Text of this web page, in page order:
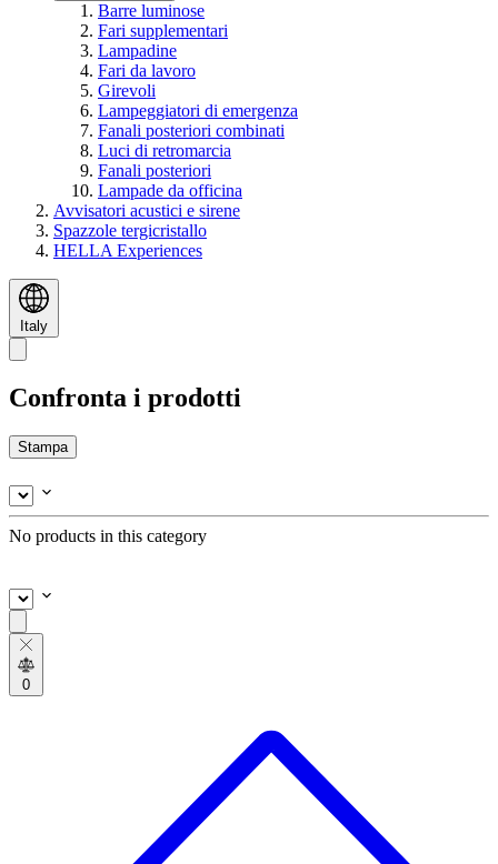
Barre luminose
Fari supplementari
Lampadine
Fari da lavoro
Girevoli
Lampeggiatori di emergenza
Fanali posteriori combinati
Luci di retromarcia
Fanali posteriori
Lampade da officina
Avvisatori acustici e sirene
Spazzole tergicristallo
HELLA Experiences
Italy
Confronta i prodotti
Stampa
No products in this category
0